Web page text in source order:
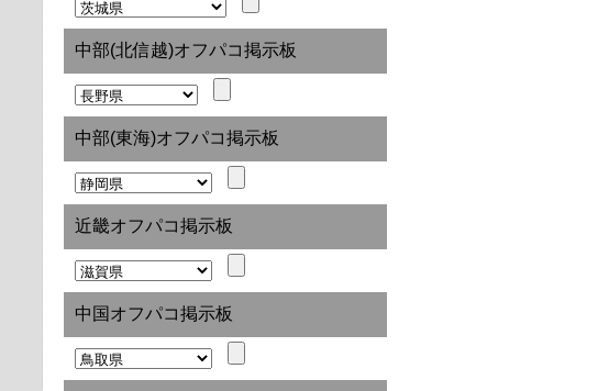
中部(北信越)オフパコ掲示板
中部(東海)オフパコ掲示板
近畿オフパコ掲示板
中国オフパコ掲示板